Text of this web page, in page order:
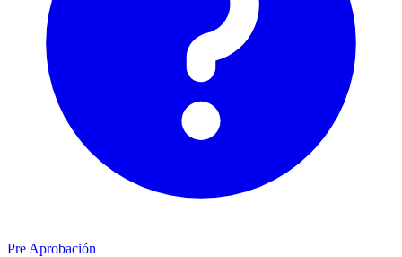
Pre Aprobación